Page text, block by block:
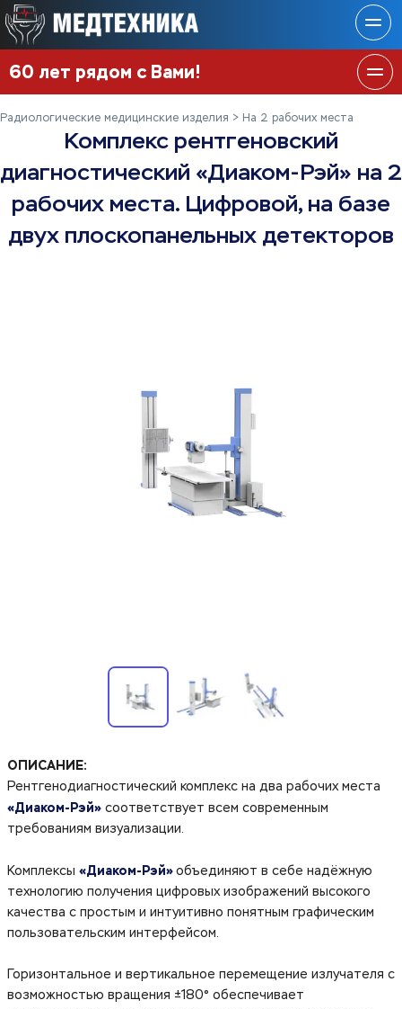
60 лет рядом с Вами!
Радиологические медицинские изделия На 2 рабочих места
Комплекс рентгеновский
диагностический «Диаком-Рэй» на 2
рабочих места. Цифровой, на базе
двух плоскопанельных детекторов
ОПИСАНИЕ:
Рентгенодиагностический комплекс на два рабочих места
«Диаком-Рэй» соответствует всем современным
требованиям визуализации.
Комплексы «Диаком-Рэй» объединяют в себе надёжную
технологию получения цифровых изображений высокого
качества с простым и интуитивно понятным графическим
пользовательским интерфейсом.
Горизонтальное и вертикальное перемещение излучателя с
возможностью вращения ±180° обеспечивает